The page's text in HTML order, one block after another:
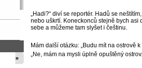
„Hadi?“ diví se reportér. Hadů se
nebo uškrtí. Koneckonců stejně bych asi
sebe a můžeme tam slyšet i češtinu.
Mám další otázku: „Budu mít na ostrově
„Ne, mám na mysli úplně opuštěný
»